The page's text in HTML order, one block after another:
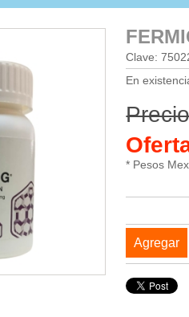
Clave:
En
* Pesos
Agregar